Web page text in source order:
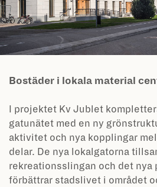
Team
Kontakt
Bostäder i lokala material
I projektet Kv Jublet
gatunätet med en ny
aktivitet och nya kopplingar
delar. De nya lokalgatorna
rekreationsslingan och det nya
förbättrar stadslivet i området